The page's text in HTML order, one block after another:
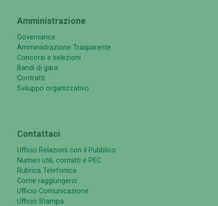
Amministrazione
Governance
Amministrazione Trasparente
Concorsi e selezioni
Bandi di gara
Contratti
Sviluppo organizzativo
Contattaci
Ufficio Relazioni con il Pubblico
Numeri utili, contatti e PEC
Rubrica Telefonica
Come raggiungerci
Ufficio Comunicazione
Ufficio Stampa